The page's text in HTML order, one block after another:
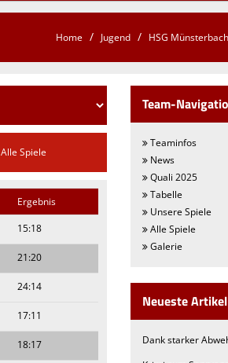
Home Jugend HSG
Alle Spiele
Ergebnis
15:18
21:20
24:14
17:11
18:17
Team-
Teaminfos
News
Quali 2025
Tabelle
Unsere Spiele
Alle Spiele
Galerie
Neueste Artikel
Dank starker